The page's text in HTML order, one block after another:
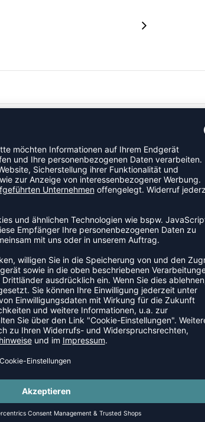
• Linderung von
Knöchelunterstützung • Ideal bei
Latexfreies Neopren sorgt für
3,2 mm Neopren (CR)
2440
SALE
-15%